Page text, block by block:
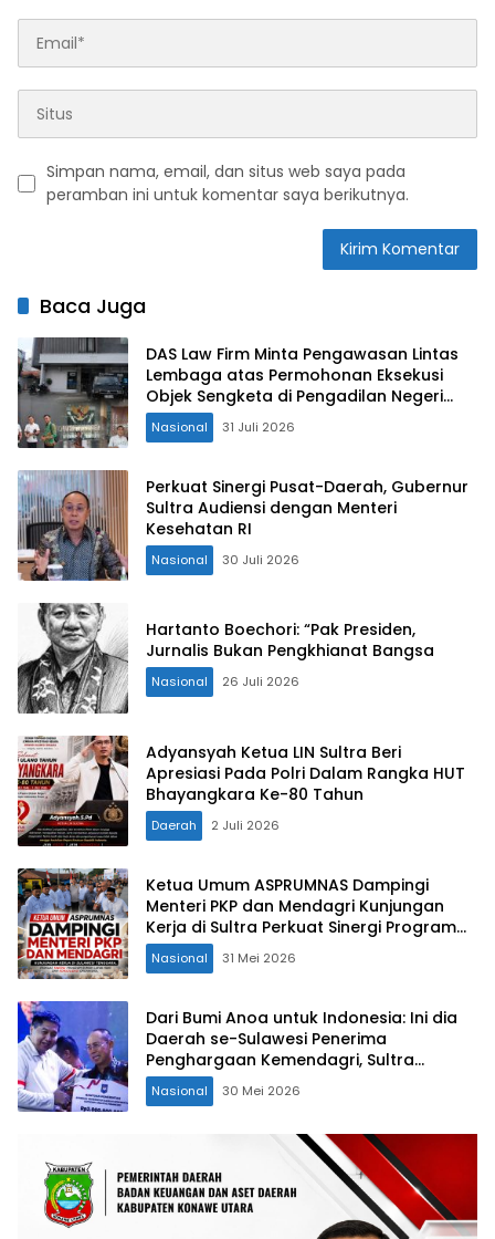
Simpan nama, email, dan situs web saya pada
peramban ini untuk komentar saya berikutnya.
Baca Juga
DAS Law Firm Minta Pengawasan Lintas
Lembaga atas Permohonan Eksekusi
Objek Sengketa di Pengadilan Negeri
Jakarta Selatan
Nasional 31 Juli 2026
Perkuat Sinergi Pusat-Daerah, Gubernur
Sultra Audiensi dengan Menteri
Kesehatan RI
Nasional 30 Juli 2026
Hartanto Boechori: “Pak Presiden,
Jurnalis Bukan Pengkhianat Bangsa
Nasional 26 Juli 2026
Adyansyah Ketua LIN Sultra Beri
Apresiasi Pada Polri Dalam Rangka HUT
Bhayangkara Ke-80 Tahun
Daerah 2 Juli 2026
Ketua Umum ASPRUMNAS Dampingi
Menteri PKP dan Mendagri Kunjungan
Kerja di Sultra Perkuat Sinergi Program
Rumah Layak Huni dan Konsolidasi
Organisasi
Nasional 31 Mei 2026
Dari Bumi Anoa untuk Indonesia: Ini dia
Daerah se-Sulawesi Penerima
Penghargaan Kemendagri, Sultra
Kategori Ke-II
Nasional 30 Mei 2026